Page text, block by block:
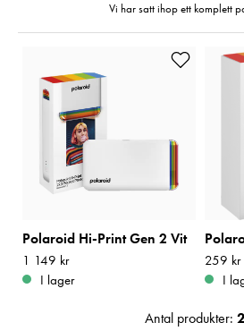
Vi har satt ihop ett komplett
Polaroid Hi-Print Gen 2 Vit
Pris:1 149 kr
1 149 kr
I lager
Pris:
259 kr
I
Antal produkter: 2